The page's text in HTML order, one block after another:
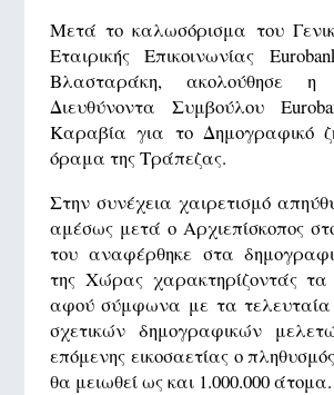
Μετά το καλωσόρισμα του
Εταιρικής Επικοινωνίας
Βλασταράκη, ακολούθησε η
Διευθύνοντα Συμβούλου
Καραβία για το Δημογραφικό
όραμα της Τράπεζας.
Στην συνέχεια χαιρετισμό
αμέσως μετά ο Αρχιεπίσκοπος
του αναφέρθηκε στα
της Χώρας χαρακτηρίζοντάς τα
αφού σύμφωνα με τα τελευταία
σχετικών δημογραφικών
επόμενης εικοσαετίας ο
θα μειωθεί ως και 1.000.000 άτομα.